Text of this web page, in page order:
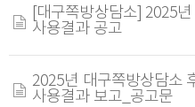
[대구쪽방상담소] 2025
사용결과 공고
2025년 대구쪽방상담소
사용결과 보고_공고문